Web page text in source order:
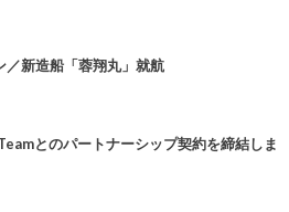
／新造船「蓉翔丸」就航
とのパートナーシップ契約を締結しま